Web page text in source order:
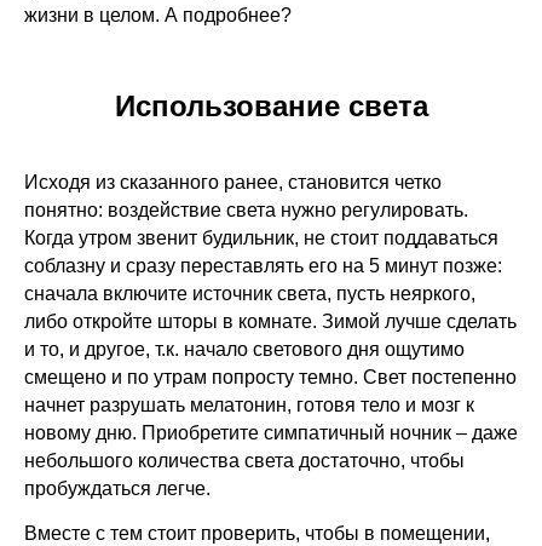
жизни в целом. А подробнее?
Использование света
Исходя из сказанного ранее, становится четко
понятно: воздействие света нужно регулировать.
Когда утром звенит будильник, не стоит поддаваться
соблазну и сразу переставлять его на 5 минут позже:
сначала включите источник света, пусть неяркого,
либо откройте шторы в комнате. Зимой лучше сделать
и то, и другое, т.к. начало светового дня ощутимо
смещено и по утрам попросту темно. Свет постепенно
начнет разрушать мелатонин, готовя тело и мозг к
новому дню. Приобретите симпатичный ночник – даже
небольшого количества света достаточно, чтобы
пробуждаться легче.
Вместе с тем стоит проверить, чтобы в помещении,